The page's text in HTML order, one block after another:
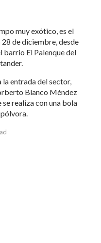
muy exótico, es el
28 de diciembre, desde
barrio El Palenque del
la entrada del sector,
Blanco Méndez
se realiza con una bola